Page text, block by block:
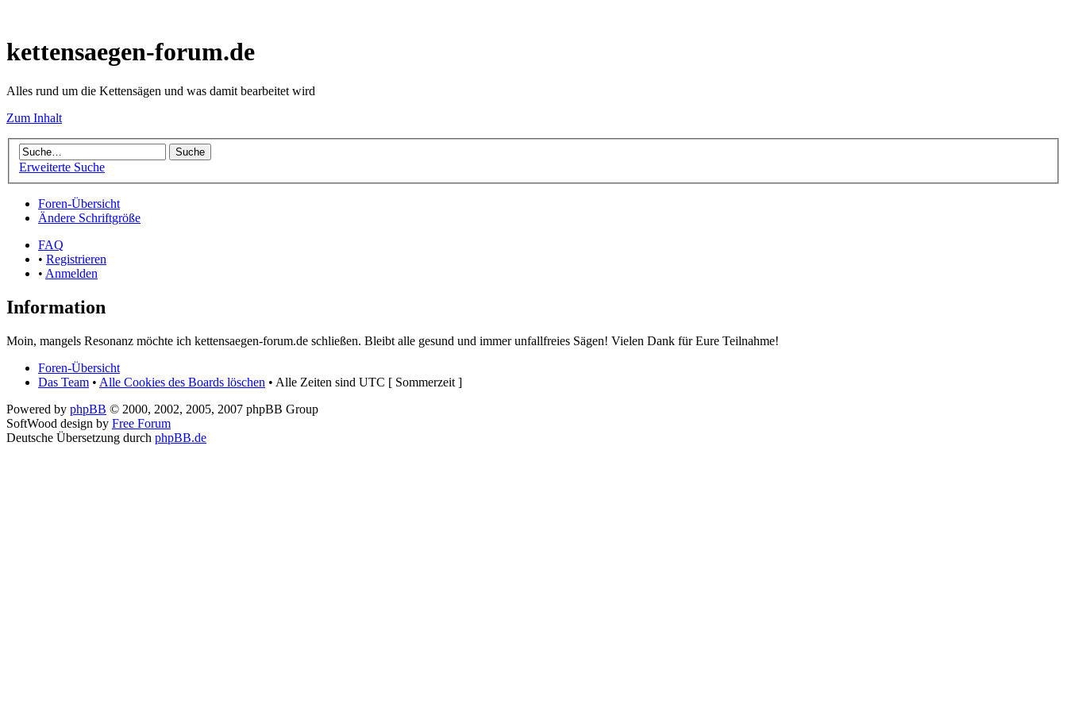
kettensaegen-forum.de
Alles rund um die Kettensägen und was damit bearbeitet wird
Zum Inhalt
Erweiterte Suche
Foren-Übersicht
Ändere Schriftgröße
FAQ
• Registrieren
• Anmelden
Information
Moin, mangels Resonanz möchte ich kettensaegen-forum.de schließen. Bleibt alle gesund und immer unfallfreies Sägen! Vielen Dank für Eure Teilnahme!
Foren-Übersicht
Das Team • Alle Cookies des Boards löschen • Alle Zeiten sind UTC [ Sommerzeit ]
Powered by phpBB © 2000, 2002, 2005, 2007 phpBB Group
SoftWood design by Free Forum
Deutsche Übersetzung durch phpBB.de